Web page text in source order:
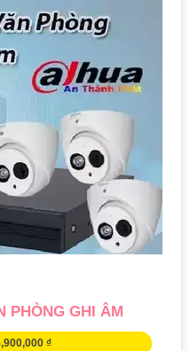
PHÒNG GHI ÂM
₫